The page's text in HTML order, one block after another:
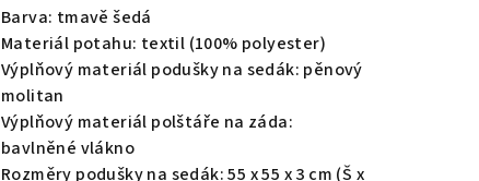
Barva: tmavě šedá
Materiál potahu: textil (100% polyester)
Výplňový materiál podušky na sedák: pěnový
molitan
Výplňový materiál polštáře na záda:
bavlněné vlákno
Rozměry podušky na sedák: 55 x 55 x 3 cm (Š x